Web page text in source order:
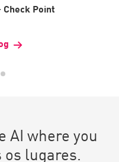
Check Point
AI where you
os lugares.